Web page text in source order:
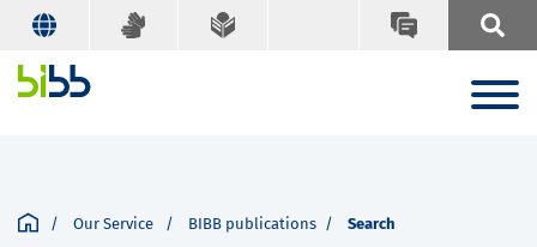
Our Service BIBB publications Search